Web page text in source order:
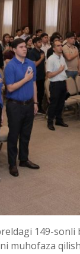
149-sonli
muhofaza